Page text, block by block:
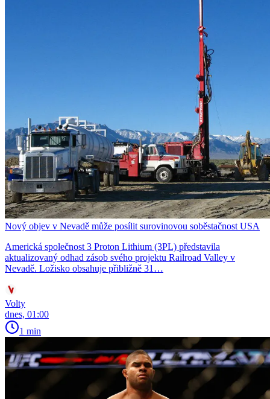
Nový objev v Nevadě může posílit surovinovou soběstačnost USA
Americká společnost 3 Proton Lithium (3PL) představila
aktualizovaný odhad zásob svého projektu Railroad Valley v
Nevadě. Ložisko obsahuje přibližně 31…
Volty
dnes, 01:00
1 min